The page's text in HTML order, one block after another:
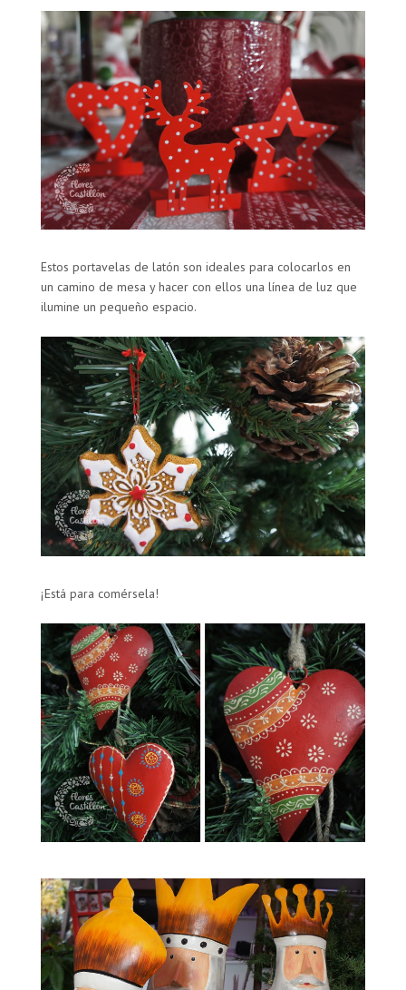
Estos portavelas de latón son ideales para colocarlos en
un camino de mesa y hacer con ellos una línea de luz que
ilumine un pequeño espacio.
¡Está para comérsela!